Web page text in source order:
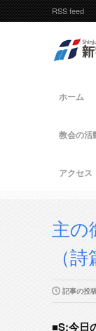
RSS feed
ホーム
教会の活
アクセス
主の
（
記事の投
■S:今日